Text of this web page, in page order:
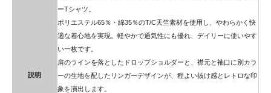
説明
ーTシャツ。
ポリエステル65％・綿35％のT/C天竺素材を使用し、やわらかく快
適な着心地を実現。軽やかで通気性にも優れ、デイリーに使いやす
い一枚です。
肩のラインを落としたドロップショルダーと、襟元と袖口に別カラ
ーの生地を配したリンガーデザインが、程よい抜け感とレトロな印
象を演出します。